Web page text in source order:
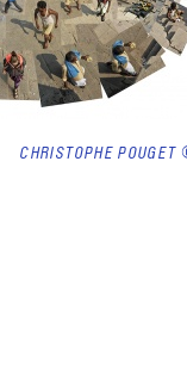
CHRISTOPHE